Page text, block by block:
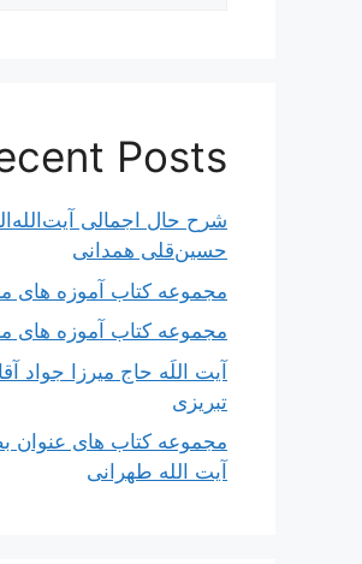
Posts
شرح حال اجمالی
حسین‌قلی همدانی
مجموعه کتاب آموزه های
مجموعه کتاب آموزه های
آیت اللَه حاج میرزا جواد
تبریزی
مجموعه کتاب های
آیت الله طهرانی